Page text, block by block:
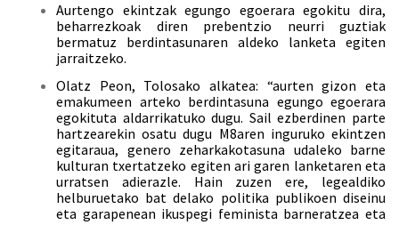
Aurtengo ekintzak egungo egoerara egokitu dira,
beharrezkoak diren prebentzio neurri guztiak
bermatuz berdintasunaren aldeko lanketa egiten
jarraitzeko.
Olatz Peon, Tolosako alkatea: “aurten gizon eta
emakumeen arteko berdintasuna egungo egoerara
egokituta aldarrikatuko dugu. Sail ezberdinen parte
hartzearekin osatu dugu M8aren inguruko ekintzen
egitaraua, genero zeharkakotasuna udaleko barne
kulturan txertatzeko egiten ari garen lanketaren eta
urratsen adierazle. Hain zuzen ere, legealdiko
helburuetako bat delako politika publikoen diseinu
eta garapenean ikuspegi feminista barneratzea eta